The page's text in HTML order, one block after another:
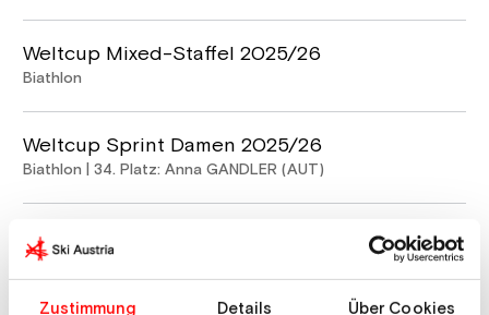
Zustimmung Details Über Cookies
Weltcup Mixed-Staffel 2025/26
Biathlon
Weltcup Sprint Damen 2025/26
Biathlon | 34. Platz: Anna GANDLER (AUT)
Weltcup Verfolgung Damen 2025/26
Biathlon | 25. Platz: Anna GANDLER (AUT)